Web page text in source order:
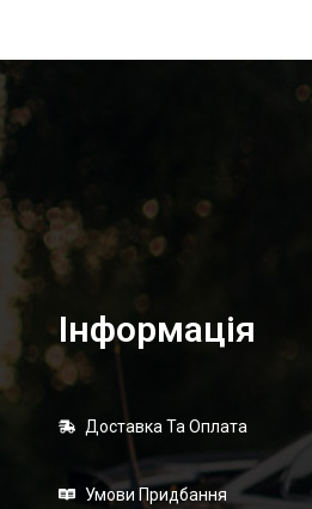
Інформація
Доставка Та Оплата
Умови Придбання